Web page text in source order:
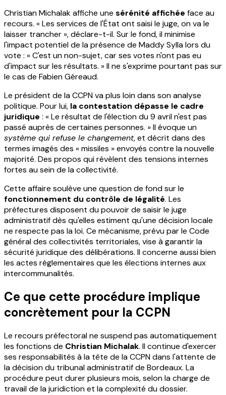
Christian Michalak affiche une sérénité affichée face au
recours. « Les services de l'État ont saisi le juge, on va le
laisser trancher », déclare-t-il. Sur le fond, il minimise
l'impact potentiel de la présence de Maddy Sylla lors du
vote : « C'est un non-sujet, car ses votes n'ont pas eu
d'impact sur les résultats. » Il ne s'exprime pourtant pas sur
le cas de Fabien Géreaud.
Le président de la CCPN va plus loin dans son analyse
politique. Pour lui, la contestation dépasse le cadre
juridique : « Le résultat de l'élection du 9 avril n'est pas
passé auprès de certaines personnes. » Il évoque un
système qui refuse le changement, et décrit dans des
termes imagés des « missiles » envoyés contre la nouvelle
majorité. Des propos qui révèlent des tensions internes
fortes au sein de la collectivité.
Cette affaire soulève une question de fond sur le
fonctionnement du contrôle de légalité. Les
préfectures disposent du pouvoir de saisir le juge
administratif dès qu'elles estiment qu'une décision locale
ne respecte pas la loi. Ce mécanisme, prévu par le Code
général des collectivités territoriales, vise à garantir la
sécurité juridique des délibérations. Il concerne aussi bien
les actes réglementaires que les élections internes aux
intercommunalités.
Ce que cette procédure implique
concrètement pour la CCPN
Le recours préfectoral ne suspend pas automatiquement
les fonctions de Christian Michalak. Il continue d'exercer
ses responsabilités à la tête de la CCPN dans l'attente de
la décision du tribunal administratif de Bordeaux. La
procédure peut durer plusieurs mois, selon la charge de
travail de la juridiction et la complexité du dossier.